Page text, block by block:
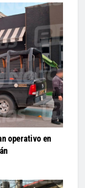
operativo en